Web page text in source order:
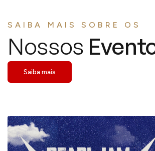
SAIBA MAIS SOBRE OS
Nossos
Saiba mais